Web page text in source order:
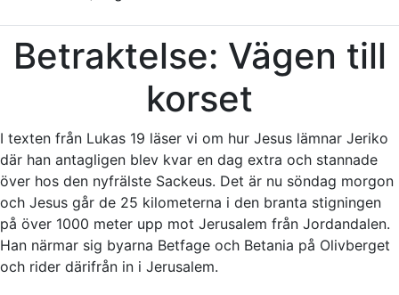
Betraktelse: Vägen till
korset
I texten från Lukas 19 läser vi om hur Jesus lämnar Jeriko
där han antagligen blev kvar en dag extra och stannade
över hos den nyfrälste Sackeus. Det är nu söndag morgon
och Jesus går de 25 kilometerna i den branta stigningen
på över 1000 meter upp mot Jerusalem från Jordandalen.
Han närmar sig byarna Betfage och Betania på Olivberget
och rider därifrån in i Jerusalem.